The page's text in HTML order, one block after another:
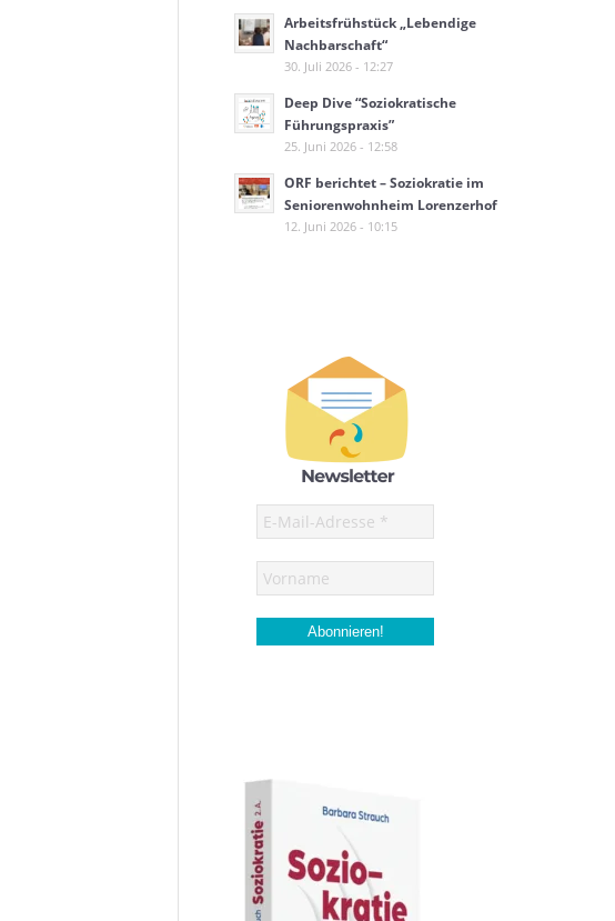
Arbeitsfrühstück „Lebendige
Nachbarschaft“
30. Juli 2026 - 12:27
Deep Dive “Soziokratische
Führungspraxis”
25. Juni 2026 - 12:58
ORF berichtet – Soziokratie im
Seniorenwohnheim Lorenzerhof
12. Juni 2026 - 10:15